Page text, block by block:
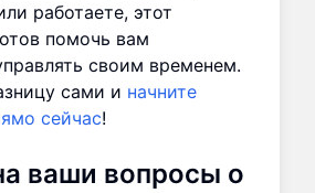
работаете, этот
помочь вам
своим временем.
сами и начните
сейчас!
ваши вопросы о